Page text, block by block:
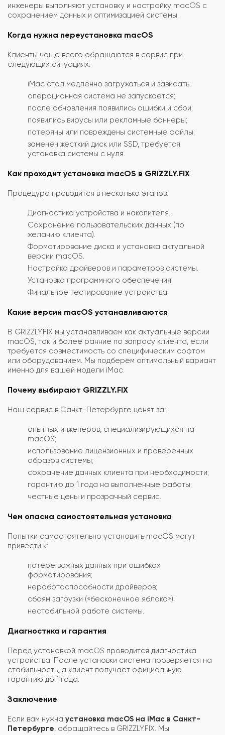
инженеры выполняют установку и настройку macOS с
сохранением данных и оптимизацией системы.
Когда нужна переустановка macOS
Клиенты чаще всего обращаются в сервис при
следующих ситуациях:
iMac стал медленно загружаться и зависать;
операционная система не запускается;
после обновления появились ошибки и сбои;
появились вирусы или рекламные баннеры;
потеряны или повреждены системные файлы;
заменён жёсткий диск или SSD, требуется
установка системы с нуля.
Как проходит установка macOS в GRIZZLY.FIX
Процедура проводится в несколько этапов:
Диагностика устройства и накопителя.
Сохранение пользовательских данных (по
желанию клиента).
Форматирование диска и установка актуальной
версии macOS.
Настройка драйверов и параметров системы.
Установка программного обеспечения.
Финальное тестирование устройства.
Какие версии macOS устанавливаются
В GRIZZLY.FIX мы устанавливаем как актуальные версии
macOS, так и более ранние по запросу клиента, если
требуется совместимость со специфическим софтом
или оборудованием. Мы подберём оптимальный вариант
именно для вашей модели iMac.
Почему выбирают GRIZZLY.FIX
Наш сервис в Санкт-Петербурге ценят за:
опытных инженеров, специализирующихся на
macOS;
использование лицензионных и проверенных
образов системы;
сохранение данных клиента при необходимости;
гарантию до 1 года на выполненные работы;
честные цены и прозрачный сервис.
Чем опасна самостоятельная установка
Попытки самостоятельно установить macOS могут
привести к:
потере важных данных при ошибках
форматирования;
неработоспособности драйверов;
сбоям загрузки («бесконечное яблоко»);
нестабильной работе системы.
Диагностика и гарантия
Перед установкой macOS проводится диагностика
устройства. После установки система проверяется на
стабильность, а клиент получает официальную
гарантию до 1 года.
Заключение
Если вам нужна установка macOS на iMac в Санкт-
Петербурге , обращайтесь в GRIZZLY.FIX. Мы